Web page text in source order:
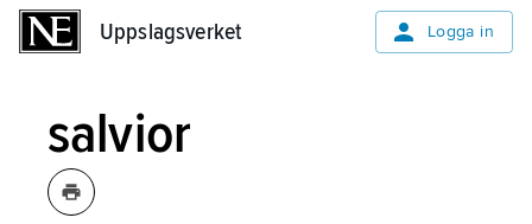
Uppslagsverket Logga in
salvior